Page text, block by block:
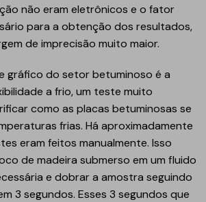
não eram eletrônicos e o fator
para a obtenção dos resultados,
de imprecisão muito maior.
gráfico do setor betuminoso é a
a frio, um teste muito
como as placas betuminosas se
frias. Há aproximadamente
eram feitos manualmente. Isso
de madeira submerso em um fluido
e dobrar a amostra seguindo
3 segundos. Esses 3 segundos que